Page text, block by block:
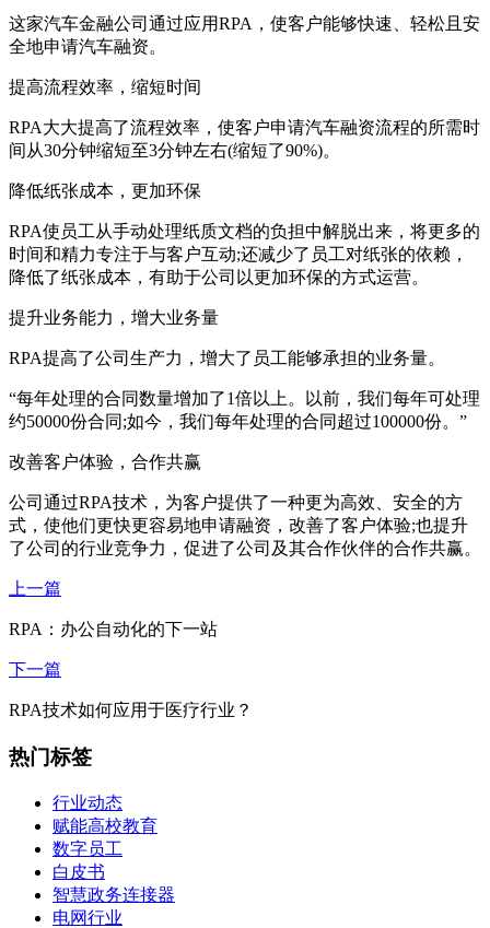
这家汽车金融公司通过应用RPA，使客户能够快速、轻松且安
全地申请汽车融资。
提高流程效率，缩短时间
RPA大大提高了流程效率，使客户申请汽车融资流程的所需时
间从30分钟缩短至3分钟左右(缩短了90%)。
降低纸张成本，更加环保
RPA使员工从手动处理纸质文档的负担中解脱出来，将更多的
时间和精力专注于与客户互动;还减少了员工对纸张的依赖，
降低了纸张成本，有助于公司以更加环保的方式运营。
提升业务能力，增大业务量
RPA提高了公司生产力，增大了员工能够承担的业务量。
“每年处理的合同数量增加了1倍以上。以前，我们每年可处理
约50000份合同;如今，我们每年处理的合同超过100000份。”
改善客户体验，合作共赢
公司通过RPA技术，为客户提供了一种更为高效、安全的方
式，使他们更快更容易地申请融资，改善了客户体验;也提升
了公司的行业竞争力，促进了公司及其合作伙伴的合作共赢。
上一篇
RPA：办公自动化的下一站
下一篇
RPA技术如何应用于医疗行业？
热门标签
行业动态
赋能高校教育
数字员工
白皮书
智慧政务连接器
电网行业